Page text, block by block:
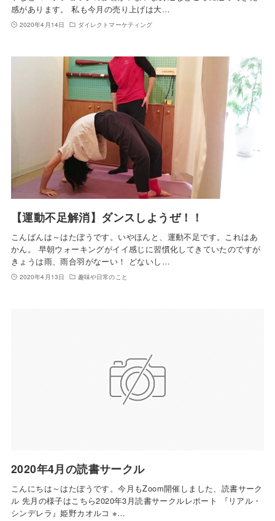
感があります。 私も今月の売り上げは大…
2020年4月14日 ダイレクトマーケティング
【運動不足解消】ダンスしようぜ！！
こんばんは～はたぼうです。いやほんと、運動不足です。これはあ
かん。 早朝ウォーキングがイイ感じに習慣化してきていたのですが
きょうは雨、雨合羽がなーい！ どないし…
2020年4月13日 趣味や日常のこと
2020年4月の読書サークル
こんにちは～はたぼうです。今月もZoom開催しました、読書サーク
ル 先月の様子はこちら2020年3月読書サークルレポート 『リアル・
シンデレラ』姫野カオルコ ※…